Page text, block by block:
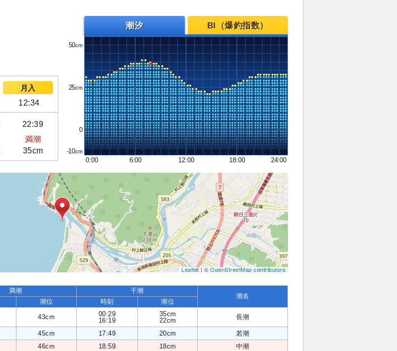
月入
12:34
22:39
満潮
35cm
潮汐 BI（爆釣指数）
50
25
0
-10
0:00
6:00 12:00 18:00 24:00
Leaflet| © OpenStreetMap contributors
満潮 干潮
潮名
潮位 時刻 潮位
43cm
00:29
16:19
35cm
22cm
長潮
45cm 17:49 20cm
若潮
46cm 18:59 18cm
中潮